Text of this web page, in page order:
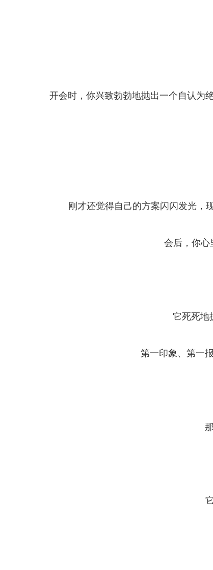
开会时，你兴致勃勃地抛出一个自认为
刚才还觉得自己的方案闪闪发光，
会后，你心
它死死地
第一印象、第一